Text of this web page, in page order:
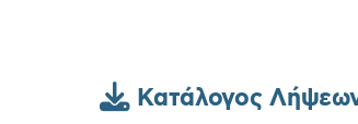
Κατάλογος